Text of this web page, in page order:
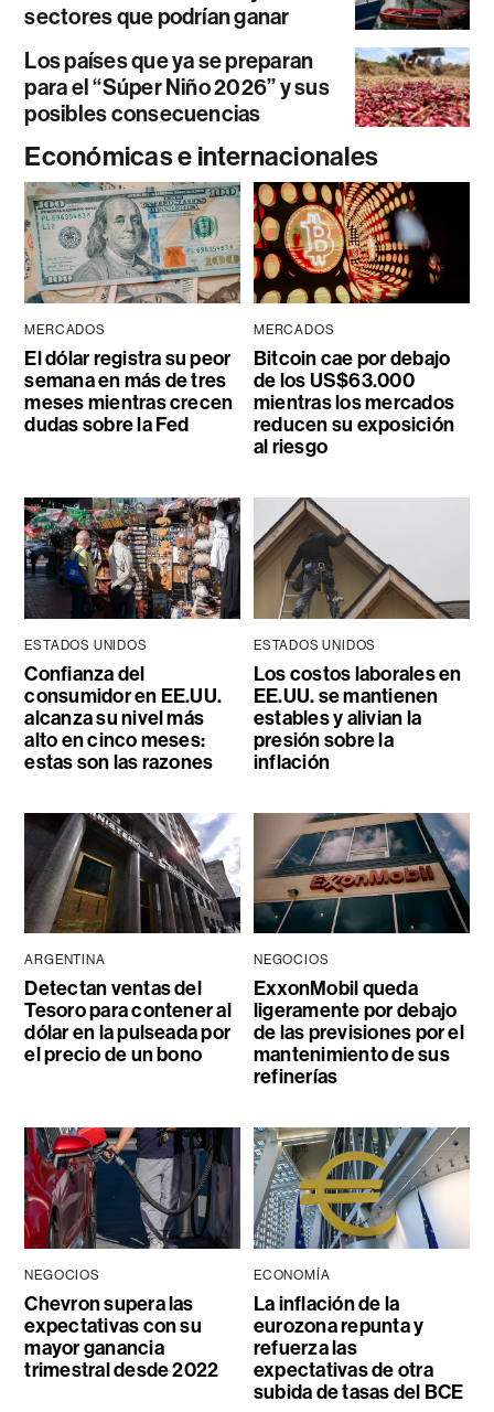
sectores que podrían ganar
Los países que ya se preparan
para el “Súper Niño 2026” y sus
posibles consecuencias
Económicas e internacionales
MERCADOS
El dólar registra su peor
semana en más de tres
meses mientras crecen
dudas sobre la Fed
MERCADOS
Bitcoin cae por debajo
de los US$63.000
mientras los mercados
reducen su exposición
al riesgo
ESTADOS UNIDOS
Confianza del
consumidor en EE.UU.
alcanza su nivel más
alto en cinco meses:
estas son las razones
ESTADOS UNIDOS
Los costos laborales en
EE.UU. se mantienen
estables y alivian la
presión sobre la
inflación
ARGENTINA
Detectan ventas del
Tesoro para contener al
dólar en la pulseada por
el precio de un bono
NEGOCIOS
ExxonMobil queda
ligeramente por debajo
de las previsiones por el
mantenimiento de sus
refinerías
NEGOCIOS
Chevron supera las
expectativas con su
mayor ganancia
trimestral desde 2022
ECONOMÍA
La inflación de la
eurozona repunta y
refuerza las
expectativas de otra
subida de tasas del BCE